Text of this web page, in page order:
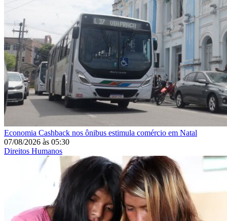
Economia Cashback nos ônibus estimula comércio em Natal
07/08/2026 às 05:30
Direitos Humanos